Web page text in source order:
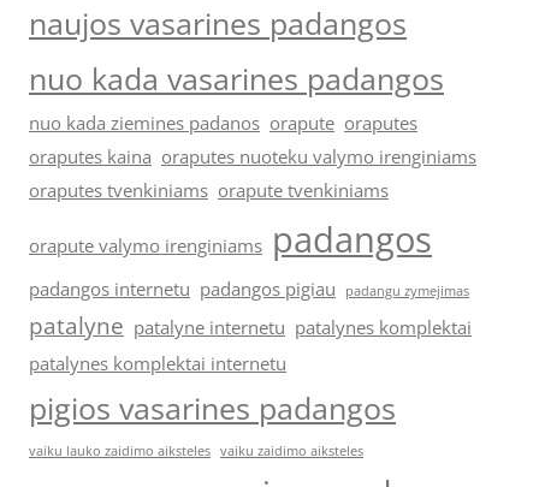
naujos vasarines padangos
nuo kada vasarines padangos
nuo kada ziemines padanos orapute oraputes
oraputes kaina oraputes nuoteku valymo irenginiams
oraputes tvenkiniams orapute tvenkiniams
orapute valymo irenginiams padangos
padangos internetu padangos pigiau padangu zymejimas
patalyne patalyne internetu patalynes komplektai
patalynes komplektai internetu
pigios vasarines padangos
vaiku lauko zaidimo aiksteles vaiku zaidimo aiksteles